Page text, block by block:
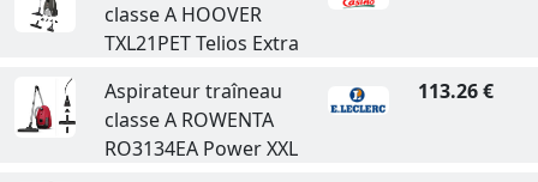
classe A HOOVER
TXL21PET Telios Extra
Aspirateur traîneau
classe A ROWENTA
RO3134EA Power XXL
113.26 €